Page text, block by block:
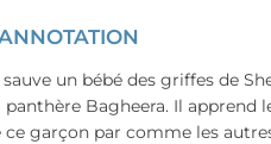
un bébé des griffes de
Bagheera. Il
garçon par comme les